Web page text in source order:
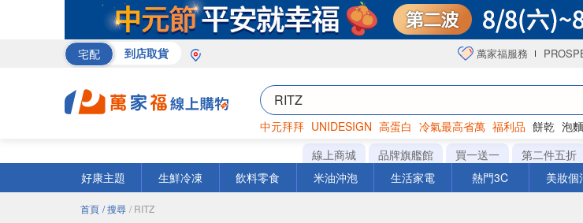
宅配 到店取貨 萬家福服務
中元拜拜 UNIDESIGN 高蛋白 冷氣最高省萬 福利品 餅乾 泡麵
罐頭 咖啡 海苔
線上商城 品牌旗艦館 買一送一 第二件五折
好康主題
生鮮冷凍 飲料零食 米油沖泡 生活家電 熱門3C 美妝個
首頁 / 搜尋 / RITZ